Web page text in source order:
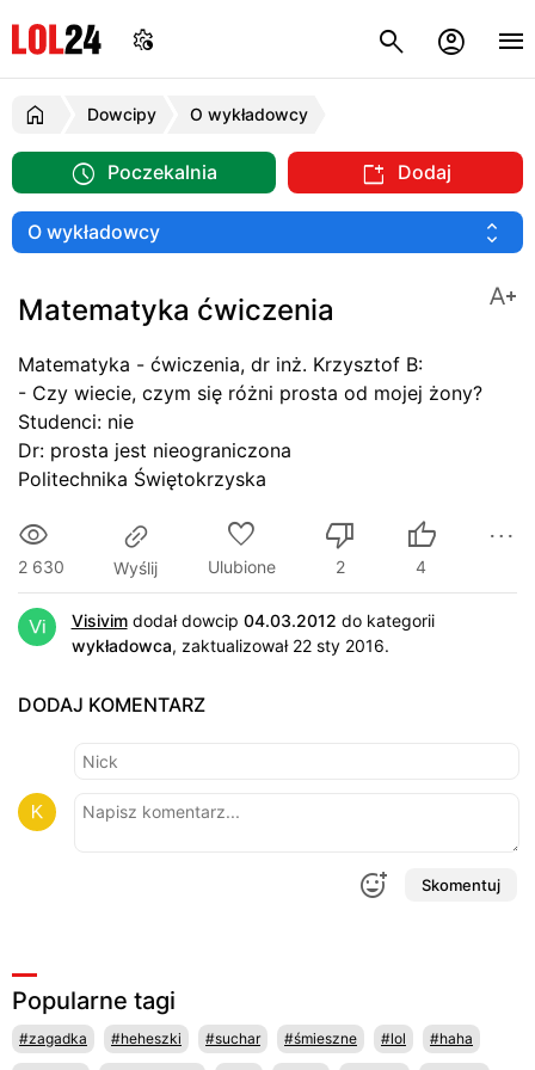
Dowcipy O wykładowcy
Poczekalnia Dodaj
Matematyka ćwiczenia
Matematyka - ćwiczenia, dr inż. Krzysztof B:
- Czy wiecie, czym się różni prosta od mojej żony?
Studenci: nie
Dr: prosta jest nieograniczona
Politechnika Świętokrzyska
2 630 Wyślij Ulubione 2 4
Visivimdodał dowcip 04.03.2012 do kategorii
wykładowca, zaktualizował 22 sty 2016.
DODAJ KOMENTARZ
Skomentuj
Popularne tagi
#zagadka #heheszki #suchar #śmieszne #lol #haha